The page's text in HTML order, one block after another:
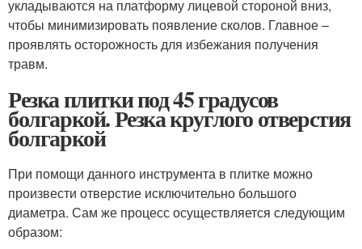
укладываются на платформу лицевой стороной вниз,
чтобы минимизировать появление сколов. Главное –
проявлять осторожность для избежания получения
травм.
Резка плитки под 45 градусов
болгаркой. Резка круглого отверстия
болгаркой
При помощи данного инструмента в плитке можно
произвести отверстие исключительно большого
диаметра. Сам же процесс осуществляется следующим
образом: